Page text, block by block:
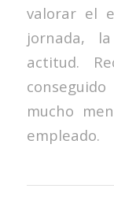
valorar el
jornada,
actitud.
mucho
empleado.